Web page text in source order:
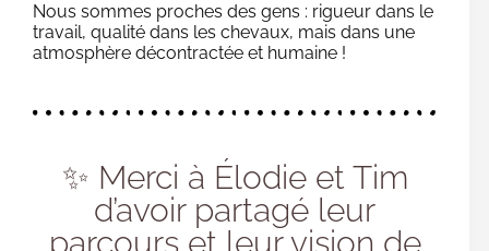
Nous sommes proches des gens : rigueur dans le
travail, qualité dans les chevaux, mais dans une
atmosphère décontractée et humaine !
✨ Merci à Élodie et Tim
d’avoir partagé leur
parcours et leur vision de